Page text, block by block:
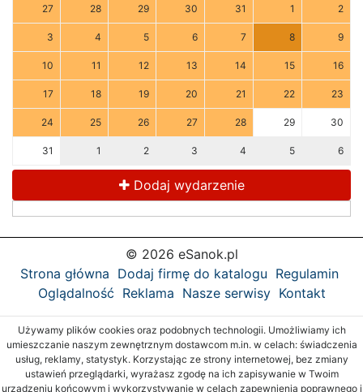
27 28 29 30 31 1 2
3 4 5 6 7 8 9
10 11 12 13 14 15 16
17 18 19 20 21 22 23
24 25 26 27 28 29 30
31 1 2 3 4 5 6
Dodaj wydarzenie
© 2026 eSanok.pl
Strona główna Dodaj firmę do katalogu Regulamin
Oglądalność Reklama Nasze serwisy Kontakt
Używamy plików cookies oraz podobnych technologii. Umożliwiamy ich
umieszczanie naszym zewnętrznym dostawcom m.in. w celach: świadczenia
usług, reklamy, statystyk. Korzystając ze strony internetowej, bez zmiany
ustawień przeglądarki, wyrażasz zgodę na ich zapisywanie w Twoim
urządzeniu końcowym i wykorzystywanie w celach zapewnienia poprawnego i